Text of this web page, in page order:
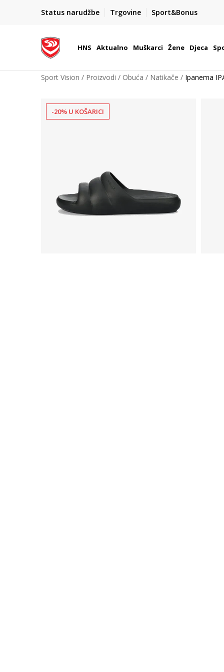
Status narudžbe Trgovine Sport&Bonus
BOX NOW
Dostava 1,50 €
| Više od 800 paketomata u
HNS Aktualno Muškarci Žene Djeca
Sport Vision Proizvodi Obuća Natikače Ipanema
-20% U KOŠARICI